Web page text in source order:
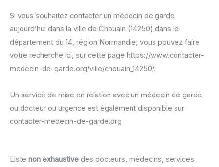
Si vous souhaitez contacter un médecin de garde
aujourd’hui dans la ville de Chouain (14250) dans le
département du 14, région Normandie, vous pouvez faire
votre recherche ici, sur cette page https://www.contacter-
medecin-de-garde.org/ville/chouain_14250/.
Un service de mise en relation avec un médecin de garde
ou docteur ou urgence est également disponible sur
contacter-medecin-de-garde.org
Liste non exhaustive des docteurs, médecins, services